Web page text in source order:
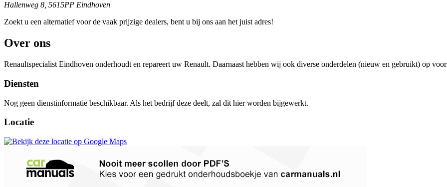
Hallenweg 8, 5615PP Eindhoven
Zoekt u een alternatief voor de vaak prijzige dealers, bent u bij ons aan het juist adres!
Over ons
Renaultspecialist Eindhoven onderhoudt en repareert uw Renault. Daarnaast hebben wij ook diverse onderdelen (nieuw en gebruikt) op
Diensten
Nog geen dienstinformatie beschikbaar. Als het bedrijf deze deelt, zal dit hier worden bijgewerkt.
Locatie